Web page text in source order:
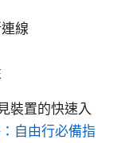
線
裝置的快速入
自由行必備指